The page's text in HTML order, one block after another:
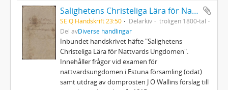
Salighetens Christeliga Lära för Nattvards Ungdomen
SE Q Handskrift 23:50 Delarkiv
troligen 1800-tal
Del avDiverse handlingar
Inbundet handskrivet häfte "Salighetens
Christeliga Lära för Nattvards Ungdomen".
Innehåller frågor vid examen för
nattvardsungdomen i Estuna församling (odat)
samt utdrag av domprosten J O Wallins förslag till